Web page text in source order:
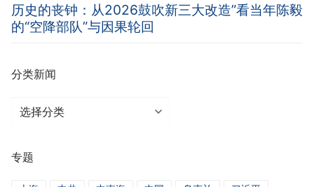
历史的丧钟：从2026鼓吹新三大改造”看当年陈毅
的“空降部队”与因果轮回
分类新闻
分
闻
专题